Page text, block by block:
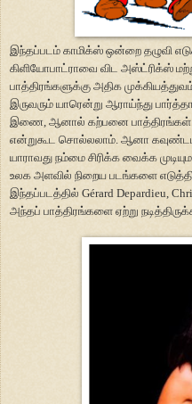
இந்தப்படம் காமிக்ஸ் ஒன்றை தழுவி
கிளியோபாட்ராவை விட அஸ்ட்ரிக்ஸ்
பாத்திரங்களுக்கு அதிக
இருவரும் யாரென்று ஆராய்ந்து
இணை, ஆனால் கற்பனை பாத்திரங்கள்.
என்றுகூட சொல்லலாம். ஆனா
யாராவது நம்மை சிரிக்க வைக்க
உலக அளவில் நிறைய படங்களை
இந்தப்படத்தில் Gérard Depardieu,
அந்தப் பாத்திரங்களை ஏற்று